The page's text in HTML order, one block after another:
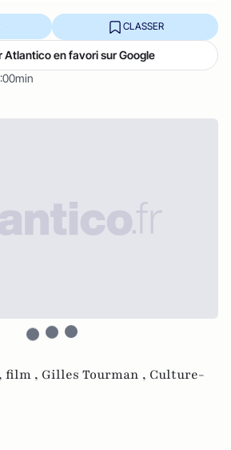
CLASSER
Atlantico en favori sur Google
film , Gilles Tourman , Culture-